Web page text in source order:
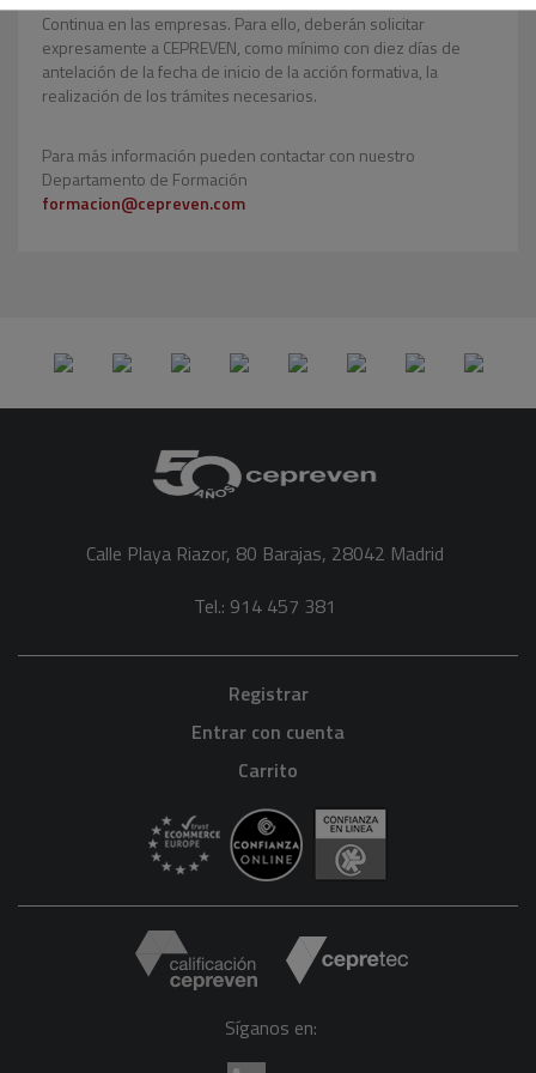
Continua en las empresas. Para ello, deberán solicitar
expresamente a CEPREVEN, como mínimo con diez días de
antelación de la fecha de inicio de la acción formativa, la
realización de los trámites necesarios.
Para más información pueden contactar con nuestro
Departamento de Formación
formacion@cepreven.com
Calle Playa Riazor, 80 Barajas, 28042 Madrid
Tel.: 914 457 381
Registrar
Entrar con cuenta
Carrito
Síganos en: